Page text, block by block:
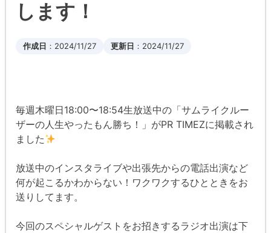
します！
作成日 ：2024/11/27 更新日 ：2024/11/27
毎週木曜日18:00〜18:54生放送中の「サムライクルー
ザーの人生やったもん勝ち！」がPR TIMEZに掲載され
ました
放送中のインスタライブや出張先からの電話出演など
何が起こるかわからない！ワクワクするひとときをお
送りしてます。
今回のスペシャルゲストをお招きするラジオ出演は下